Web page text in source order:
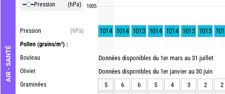
AIR - SANTÉ
Pression (hPa)
Pression
(hPa)
Pollen (grains/m³) :
Bouleau
Olivier
Graminées
1005
1014 1014 1013 1014 1014 1013 1013
Données disponibles du 1er mars au 31 juillet
Données disponibles du 1er janvier au 30 juin
5
6 6 5 4 3 2
2